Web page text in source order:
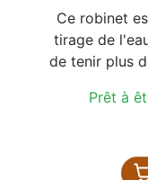
Ce robinet
tirage de
de tenir plus
Prêt à